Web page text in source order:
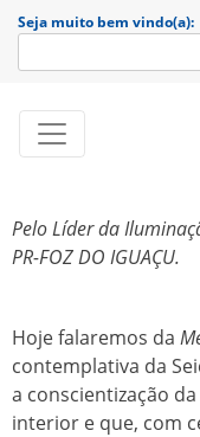
Seja muito bem vindo(a):
Pelo Líder da
PR-FOZ DO IGUAÇU.
Hoje falaremos da
contemplativa da
a conscientização
interior e que, com